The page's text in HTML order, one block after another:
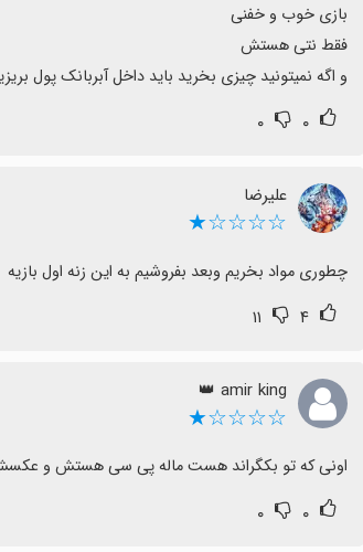
و اگه نمیتونید چیزی بخرید باید داخل آبربانک پول
۰ ۰
علیرضا
☆☆☆☆★
چطوری مواد بخریم وبعد بفروشیم به این زنه اول بازیه
۴ ۱۱
amir king 👑
☆☆☆☆★
اونی که تو بکگراند هست ماله پی سی هستش و
۰ ۰